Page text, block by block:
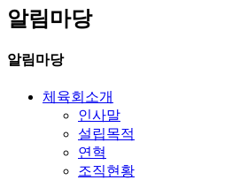
알림마당
알림마당
체육회소개
인사말
설립목적
연혁
조직현황